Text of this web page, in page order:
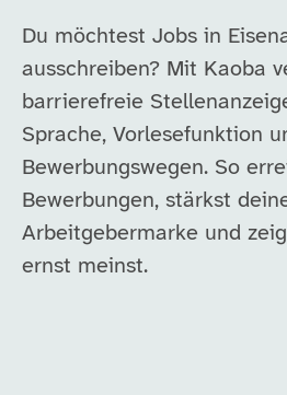
Du möchtest Jobs in
ausschreiben? Mit Kaoba
barrierefreie
Sprache, Vorlesefunktion
Bewerbungswegen. So
Bewerbungen, stärkst
Arbeitgebermarke und
ernst meinst.